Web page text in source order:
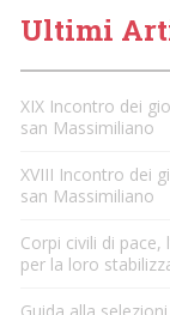
Ultimi
XIX Incontro dei
san Massimiliano
XVIII Incontro dei
san Massimiliano
Corpi civili di pace,
per la loro